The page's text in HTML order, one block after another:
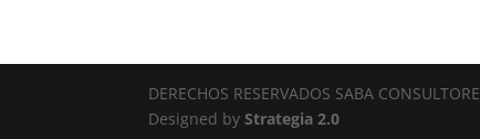
DERECHOS RESERVADOS SABA
Designed byStrategia 2.0